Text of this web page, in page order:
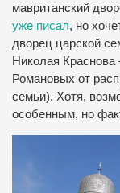
мавританский
уже писал, но
дворец царской
Николая Краснова
Романовых от
семьи). Хотя,
особенным, но